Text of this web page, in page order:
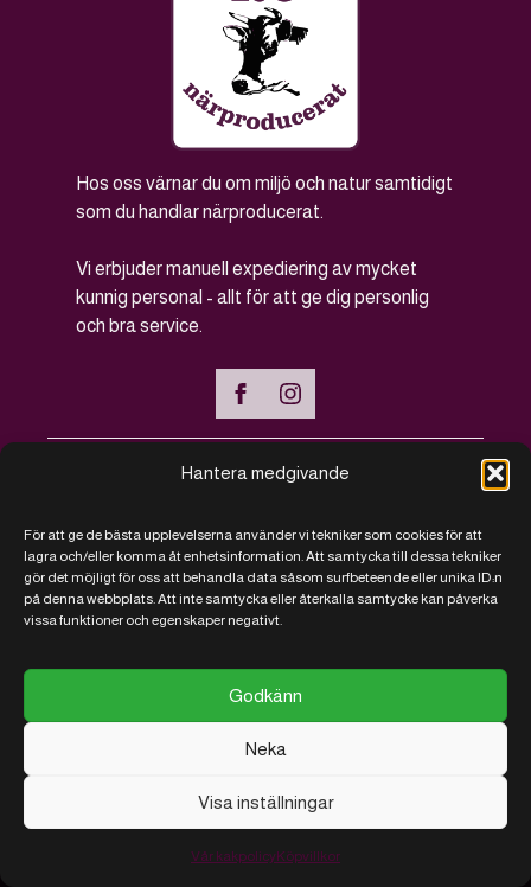
Hantera medgivande
För att ge de bästa upplevelserna använder vi tekniker som cookies för att
lagra och/eller komma åt enhetsinformation. Att samtycka till dessa tekniker
gör det möjligt för oss att behandla data såsom surfbeteende eller unika ID:n
på denna webbplats. Att inte samtycka eller återkalla samtycke kan påverka
vissa funktioner och egenskaper negativt.
Godkänn
Neka
Visa inställningar
Vår kakpolicyKöpvillkor
Hos oss värnar du om miljö och natur samtidigt
som du handlar närproducerat.
Vi erbjuder manuell expediering av mycket
kunnig personal - allt för att ge dig personlig
och bra service.
Vanliga frågor - FAQ
Kontakt
Köpvillkor
Vi sparar på kakor
© 2026 RJ Närproducerat
Utvecklad
med
av